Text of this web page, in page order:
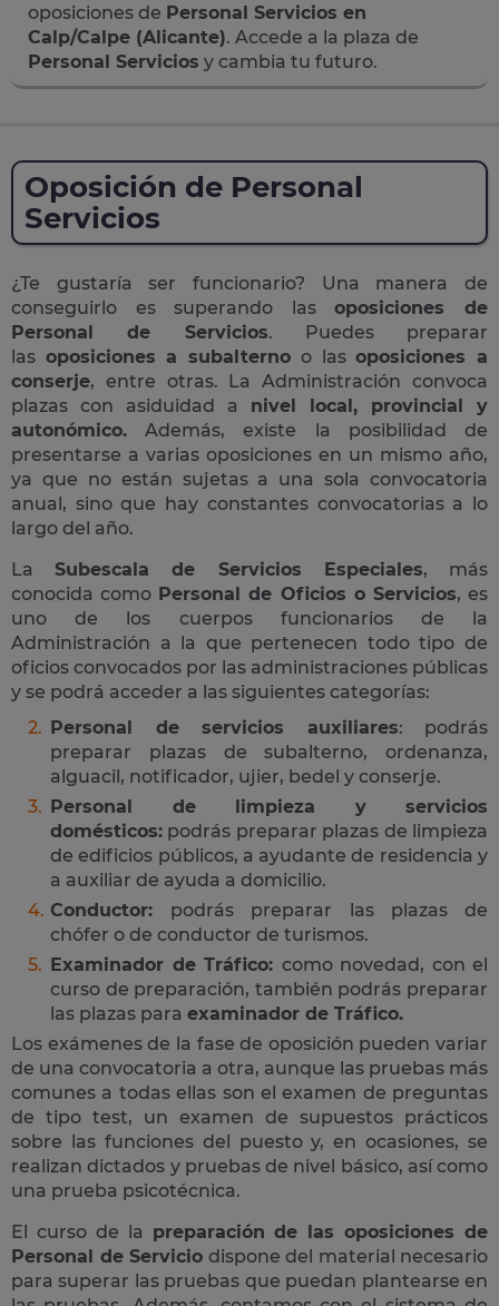
oposiciones de Personal Servicios en
Calp/Calpe (Alicante). Accede a la plaza de
Personal Servicios y cambia tu futuro.
Oposición de Personal
Servicios
¿Te gustaría ser funcionario? Una manera de
conseguirlo es superando lasoposiciones de
Personal de Servicios. Puedes preparar
las oposiciones a subalterno o lasoposiciones a
conserje, entre otras. La Administración convoca
plazas con asiduidad a nivel local, provincial y
autonómico. Además, existe la posibilidad de
presentarse a varias oposiciones en un mismo año,
ya que no están sujetas a una sola convocatoria
anual, sino que hay constantes convocatorias a lo
largo del año.
LaSubescala de Servicios Especiales, más
conocida como Personal de Oficios o Servicios, es
uno de los cuerpos funcionarios de la
Administración a la que pertenecen todo tipo de
oficios convocados por las administraciones públicas
y se podrá acceder a las siguientes categorías:
Personal de servicios auxiliares: podrás
preparar plazas de subalterno, ordenanza,
alguacil, notificador, ujier, bedel y conserje.
Personal de limpieza y servicios
domésticos: podrás preparar plazas de limpieza
de edificios públicos, a ayudante de residencia y
a auxiliar de ayuda a domicilio.
Conductor: podrás preparar las plazas de
chófer o de conductor de turismos.
Examinador de Tráfico: como novedad, con el
curso de preparación, también podrás preparar
las plazas para examinador de Tráfico.
Los exámenes de la fase de oposición pueden variar
de una convocatoria a otra, aunque las pruebas más
comunes a todas ellas son el examen de preguntas
de tipo test, un examen de supuestos prácticos
sobre las funciones del puesto y, en ocasiones, se
realizan dictados y pruebas de nivel básico, así como
una prueba psicotécnica.
El curso de la preparación de las oposiciones de
Personal de Servicio dispone del material necesario
para superar las pruebas que puedan plantearse en